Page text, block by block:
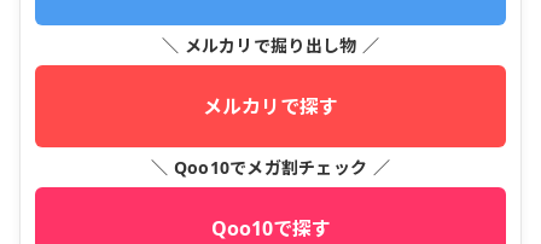
＼ メルカリで掘り出し物 ／
メルカリで探す
＼ Qoo10でメガ割チェック ／
Qoo10で探す